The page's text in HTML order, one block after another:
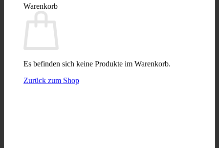
Warenkorb
Es befinden sich keine Produkte im Warenkorb.
Zurück zum Shop